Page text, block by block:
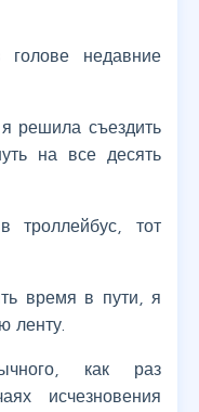
недавние
решила съездить
на все десять
тот
время в пути, я
ленту.
как раз
исчезновения